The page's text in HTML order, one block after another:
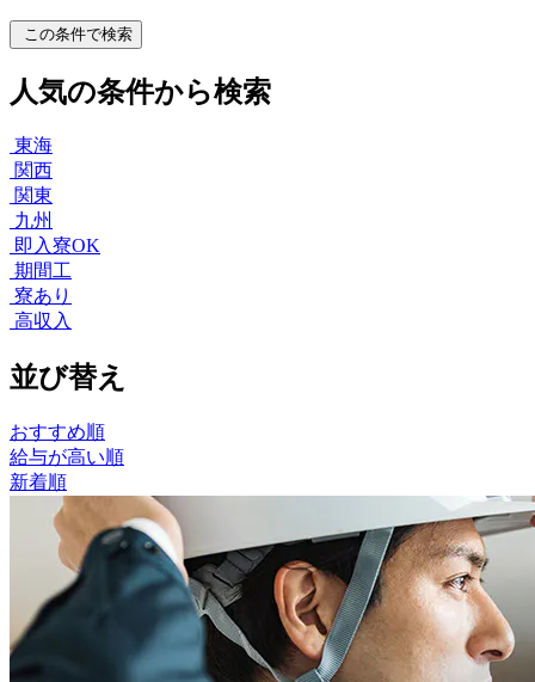
この条件で検索
人気の条件から検索
東海
関西
関東
九州
即入寮OK
期間工
寮あり
高収入
並び替え
おすすめ順
給与が高い順
新着順